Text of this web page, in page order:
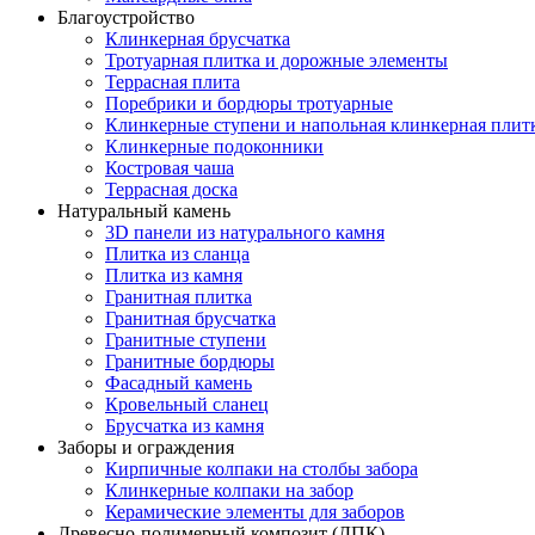
Благоустройство
Клинкерная брусчатка
Тротуарная плитка и дорожные элементы
Террасная плита
Поребрики и бордюры тротуарные
Клинкерные ступени и напольная клинкерная
Клинкерные подоконники
Костровая чаша
Террасная доска
Натуральный камень
3D панели из натурального камня
Плитка из сланца
Плитка из камня
Гранитная плитка
Гранитная брусчатка
Гранитные ступени
Гранитные бордюры
Фасадный камень
Кровельный сланец
Брусчатка из камня
Заборы и ограждения
Кирпичные колпаки на столбы забора
Клинкерные колпаки на забор
Керамические элементы для заборов